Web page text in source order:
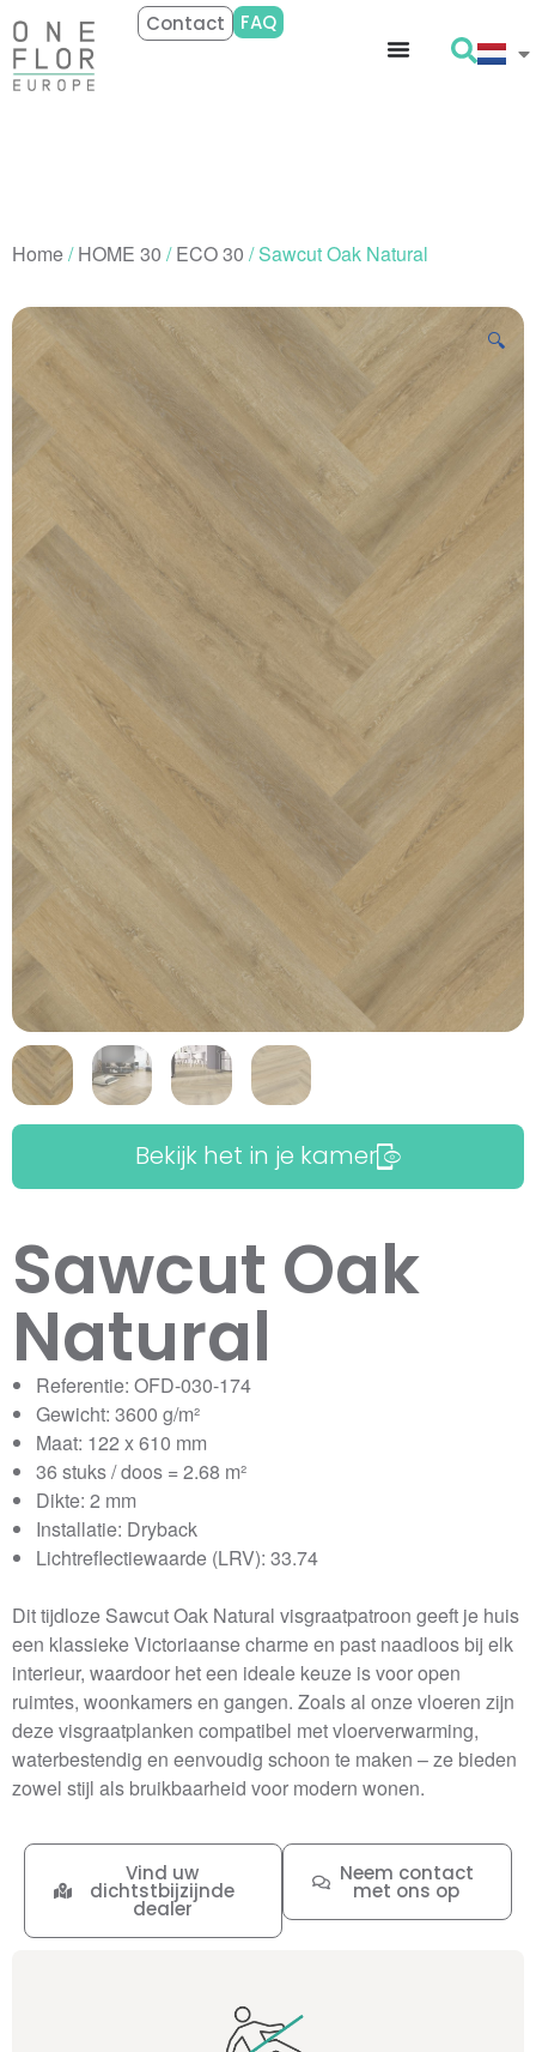
Contact FAQ
Home/HOME 30 /ECO 30 / Sawcut Oak Natural
🔍
Bekijk het in je kamer
Sawcut Oak
Natural
Referentie: OFD-030-174
Gewicht: 3600 g/m²
Maat: 122 x 610 mm
36 stuks / doos = 2.68 m²
Dikte: 2 mm
Installatie: Dryback
Lichtreflectiewaarde (LRV): 33.74
Dit tijdloze Sawcut Oak Natural visgraatpatroon geeft je huis
een klassieke Victoriaanse charme en past naadloos bij elk
interieur, waardoor het een ideale keuze is voor open
ruimtes, woonkamers en gangen. Zoals al onze vloeren zijn
deze visgraatplanken compatibel met vloerverwarming,
waterbestendig en eenvoudig schoon te maken – ze bieden
zowel stijl als bruikbaarheid voor modern wonen.
Neem contact
met ons op
Vind uw
dichtstbijzijnde
dealer